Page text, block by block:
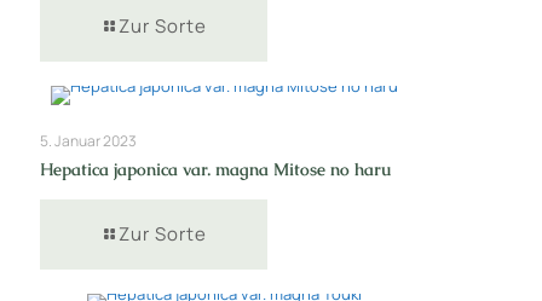
Zur Sorte
5. Januar 2023
Hepatica japonica var. magna Mitose no haru
Zur Sorte